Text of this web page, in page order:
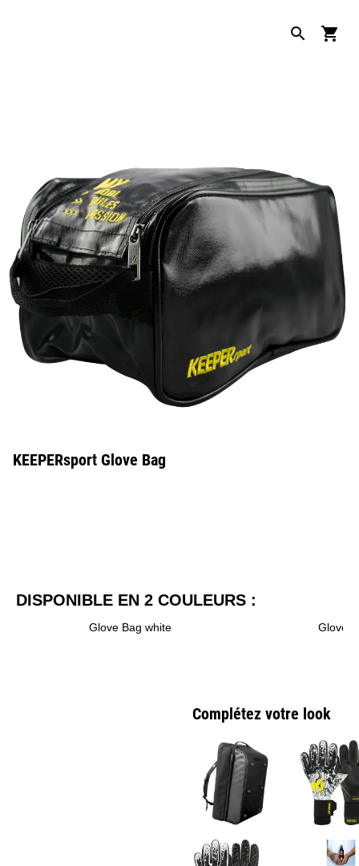
KEEPERsport Glove Bag
DISPONIBLE EN 2 COULEURS :
Glove Bag white Glove
Complétez votre look